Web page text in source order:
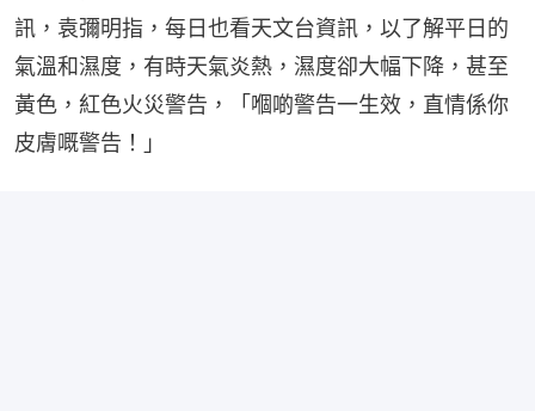
訊，袁彌明指，每日也看天文台資訊，以了解平日的
氣溫和濕度，有時天氣炎熱，濕度卻大幅下降，甚至
黃色，紅色火災警告，「嗰啲警告一生效，直情係你
皮膚嘅警告！」